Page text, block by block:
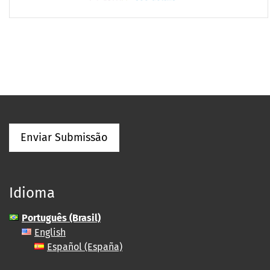
Enviar Submissão
Idioma
Português (Brasil)
English
Español (España)